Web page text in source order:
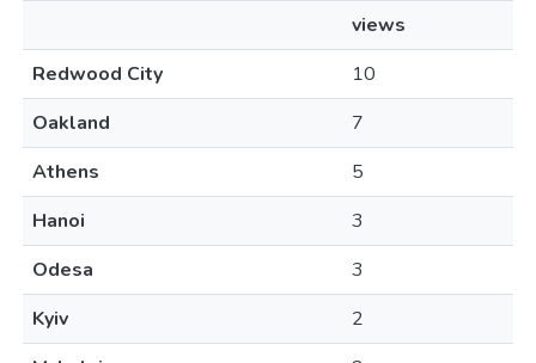
views
Redwood City
10
Oakland
7
Athens
5
Hanoi
3
Odesa
3
Kyiv
2